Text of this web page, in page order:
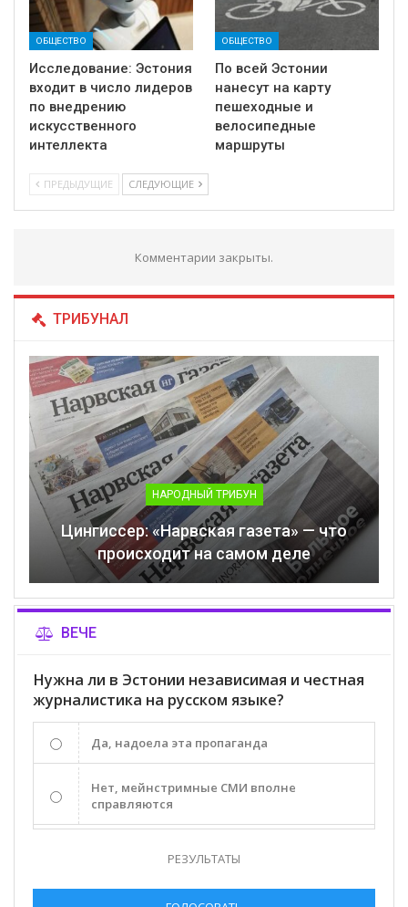
ОБЩЕСТВО
Исследование: Эстония
входит в число лидеров
по внедрению
искусственного
интеллекта
ОБЩЕСТВО
По всей Эстонии
нанесут на карту
пешеходные и
велосипедные
маршруты
ПРЕДЫДУЩИЕ СЛЕДУЮЩИЕ
Комментарии закрыты.
ТРИБУНАЛ
НАРОДНЫЙ ТРИБУН
Цингиссер: «Нарвская газета» — что
происходит на самом деле
ВЕЧЕ
Нужна ли в Эстонии независимая и честная
журналистика на русском языке?
Да, надоела эта пропаганда
Нет, мейнстримные СМИ вполне
справляются
РЕЗУЛЬТАТЫ